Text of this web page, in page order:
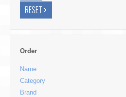
Order
Name
Category
Brand